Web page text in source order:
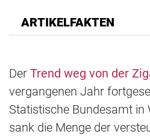
ARTIKELFAKTEN
Der Trend weg von der
vergangenen Jahr
Statistische Bundesamt in
sank die Menge der